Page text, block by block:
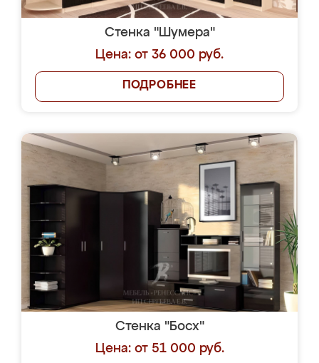
Стенка "Шумера"
Цена: от 36 000 руб.
ПОДРОБНЕЕ
Стенка "Босх"
Цена: от 51 000 руб.